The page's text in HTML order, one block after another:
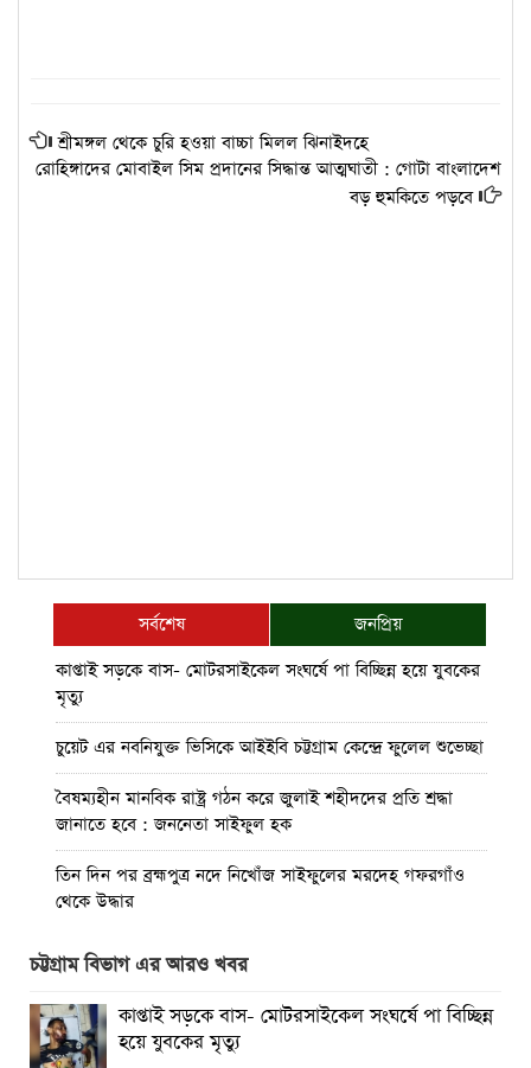
শ্রীমঙ্গল থেকে চুরি হওয়া বাচ্চা মিলল ঝিনাইদহে
রোহিঙ্গাদের মোবাইল সিম প্রদানের সিদ্ধান্ত আত্মঘাতী : গোটা বাংলাদেশ
বড় হুমকিতে পড়বে
সর্বশেষ
জনপ্রিয়
কাপ্তাই সড়কে বাস- মোটরসাইকেল সংঘর্ষে পা বিচ্ছিন্ন হয়ে যুবকের
মৃত্যু
চুয়েট এর নবনিযুক্ত ভিসিকে আইইবি চট্টগ্রাম কেন্দ্রে ফুলেল শুভেচ্ছা
বৈষম্যহীন মানবিক রাষ্ট্র গঠন করে জুলাই শহীদদের প্রতি শ্রদ্ধা
জানাতে হবে : জননেতা সাইফুল হক
তিন দিন পর ব্রহ্মপুত্র নদে নিখোঁজ সাইফুলের মরদেহ গফরগাঁও
থেকে উদ্ধার
ব্রহ্মপুত্র নদে নিখোঁজ কৃষকের সন্ধান মেলেনি
রাঙ্গুনিয়ায় জুলাই গণঅভ্যুত্থান দিবস পালিত
পার্বতীপুরে জুলাই গণঅভ্যুত্থান দিবস পালন
চট্টগ্রাম বিভাগ এর আরও খবর
কাপ্তাই সড়কে বাস- মোটরসাইকেল সংঘর্ষে পা বিচ্ছিন্ন
হয়ে যুবকের মৃত্যু